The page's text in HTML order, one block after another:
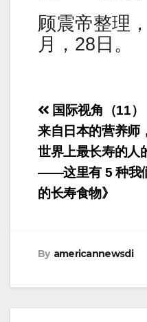
顾震帝整理
月，28日。
Post
国际视角（11
来自日本的营养师
世界上最长寿的人
——这里有 5 种我
的长寿食物》
By americannewsdi